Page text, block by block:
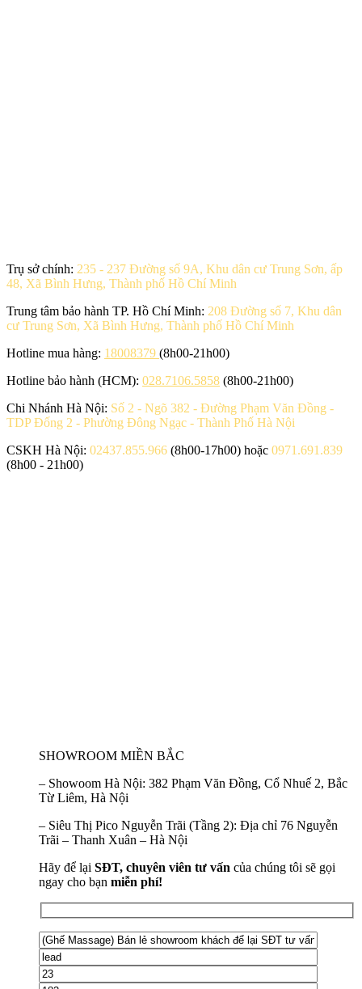
Trụ sở chính: 235 - 237 Đường số 9A, Khu dân cư Trung Sơn, ấp
48, Xã Bình Hưng, Thành phố Hồ Chí Minh
Trung tâm bảo hành TP. Hồ Chí Minh: 208 Đường số 7, Khu dân
cư Trung Sơn, Xã Bình Hưng, Thành phố Hồ Chí Minh
Hotline mua hàng: 18008379 (8h00-21h00)
Hotline bảo hành (HCM): 028.7106.5858 (8h00-21h00)
Chi Nhánh Hà Nội: Số 2 - Ngõ 382 - Đường Phạm Văn Đồng -
TDP Đống 2 - Phường Đông Ngạc - Thành Phố Hà Nội
CSKH Hà Nội: 02437.855.966 (8h00-17h00) hoặc 0971.691.839
(8h00 - 21h00)
SHOWROOM MIỀN BẮC
– Showoom Hà Nội: 382 Phạm Văn Đồng, Cổ Nhuế 2, Bắc
Từ Liêm, Hà Nội
– Siêu Thị Pico Nguyễn Trãi (Tầng 2): Địa chỉ 76 Nguyễn
Trãi – Thanh Xuân – Hà Nội
Hãy để lại SĐT, chuyên viên tư vấn của chúng tôi sẽ gọi
ngay cho bạn miễn phí!